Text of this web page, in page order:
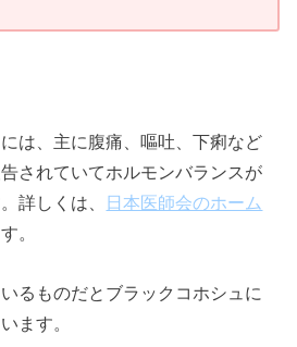
は、主に腹痛、嘔吐、下痢など
されていてホルモンバランスが
詳しくは、 日本医師会のホーム
。
るものだとブラックコホシュに
ます。